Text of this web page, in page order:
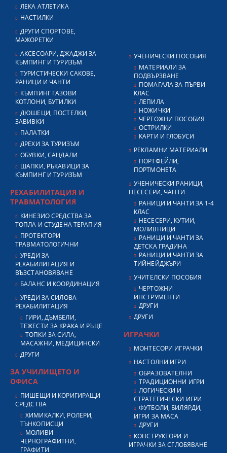
ЛЕКА АТЛЕТИКА
НАСТИЛКИ
ДРУГИ СПОРТОВЕ,
МАЖОРЕТКИ
АКСЕСОАРИ, ДЖАДЖИ ЗА
КЪМПИНГ И ТУРИЗЪМ
ТУРИСТИЧЕСКИ САКОВЕ,
РАНИЦИ И ЧАНТИ
КЪМПИНГ ГАЗОВИ
КОТЛОНИ, БУТИЛКИ
ДЮШЕЦИ, ПОСТЕЛКИ,
ЗАВИВКИ
ПАЛАТКИ
ДРЕХИ ЗА ТУРИЗЪМ
ОБУВКИ, САНДАЛИ
ШАПКИ, РЪКАВИЦИ ЗА
КЪМПИНГ И ТУРИЗЪМ
РЕХАБИЛИТАЦИЯ И
ТРАВМАТОЛОГИЯ
КИНЕЗИО СРЕДСТВА ЗА
ТОПЛА И СТУДЕНА ТЕРАПИЯ
ПРОТЕКТОРИ
ТРАВМАТОЛОГИЧНИ
УРЕДИ ЗА
РЕХАБИЛИТАЦИЯ И
ВЪЗСТАНОВЯВАНЕ
БАЛАНС И КООРДИНАЦИЯ
УРЕДИ ЗА СИЛОВА
РЕХАБИЛИТАЦИЯ
ГИРИ, ДЪМБЕЛИ,
ТЕЖЕСТИ ЗА КРАКА И РЪЦЕ
ТОПКИ ЗА СИЛА,
МАСАЖНИ, МЕДИЦИНСКИ
ДРУГИ
ЗА УЧИЛИЩЕТО И
ОФИСА
ПИШЕЩИ И КОРИГИРАЩИ
СРЕДСТВА
ХИМИКАЛКИ, РОЛЕРИ,
ТЪНКОПИСЦИ
МОЛИВИ
ЧЕРНОГРАФИТНИ,
ГРАФИТИ
УЧЕНИЧЕСКИ ПОСОБИЯ
МАТЕРИАЛИ ЗА
ПОДВЪРЗВАНЕ
ПОМАГАЛА ЗА ПЪРВИ
КЛАС
ЛЕПИЛА
НОЖИЧКИ
ЧЕРТОЖНИ ПОСОБИЯ
ОСТРИЛКИ
КАРТИ И ГЛОБУСИ
РЕКЛАМНИ МАТЕРИАЛИ
ПОРТФЕЙЛИ,
ПОРТМОНЕТА
УЧЕНИЧЕСКИ РАНИЦИ,
НЕСЕСЕРИ, ЧАНТИ
РАНИЦИ И ЧАНТИ ЗА 1-4
КЛАС
НЕСЕСЕРИ, КУТИИ,
МОЛИВНИЦИ
РАНИЦИ И ЧАНТИ ЗА
ДЕТСКА ГРАДИНА
РАНИЦИ И ЧАНТИ ЗА
ТИЙНЕЙДЖЪРИ
УЧИТЕЛСКИ ПОСОБИЯ
ЧЕРТОЖНИ
ИНСТРУМЕНТИ
ДРУГИ
ДРУГИ
ИГРАЧКИ
МОНТЕСОРИ ИГРАЧКИ
НАСТОЛНИ ИГРИ
ОБРАЗОВАТЕЛНИ
ТРАДИЦИОННИ ИГРИ
ЛОГИЧЕСКИ И
СТРАТЕГИЧЕСКИ ИГРИ
ФУТБОЛИ, БИЛЯРДИ,
ИГРИ ЗА МАСА
ДРУГИ
КОНСТРУКТОРИ И
ИГРАЧКИ ЗА СГЛОБЯВАНЕ